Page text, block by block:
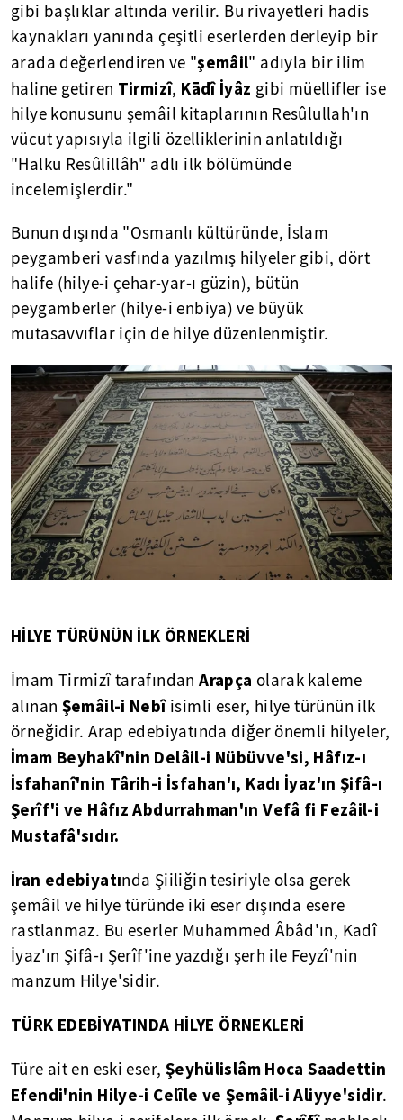
gibi başlıklar altında verilir. Bu rivayetleri hadis
kaynakları yanında çeşitli eserlerden derleyip bir
arada değerlendiren ve "şemâil" adıyla bir ilim
haline getiren Tirmizî, Kādî İyâz gibi müellifler ise
hilye konusunu şemâil kitaplarının Resûlullah'ın
vücut yapısıyla ilgili özelliklerinin anlatıldığı
"Halku Resûlillâh" adlı ilk bölümünde
incelemişlerdir."
Bunun dışında "Osmanlı kültüründe, İslam
peygamberi vasfında yazılmış hilyeler gibi, dört
halife (hilye-i çehar-yar-ı güzin), bütün
peygamberler (hilye-i enbiya) ve büyük
mutasavvıflar için de hilye düzenlenmiştir.
HİLYE TÜRÜNÜN İLK ÖRNEKLERİ
İmam Tirmizî tarafındanArapça olarak kaleme
alınan Şemâil-i Nebîisimli eser, hilye türünün ilk
örneğidir. Arap edebiyatında diğer önemli hilyeler,
İmam Beyhakî'nin Delâil-i Nübüvve'si, Hâfız-ı
İsfahanî'nin Târih-i İsfahan'ı, Kadı İyaz'ın Şifâ-ı
Şerîf'i ve Hâfız Abdurrahman'ın Vefâ fi Fezâil-i
Mustafâ'sıdır.
İran edebiyatında Şiiliğin tesiriyle olsa gerek
şemâil ve hilye türünde iki eser dışında esere
rastlanmaz. Bu eserler Muhammed Âbâd'ın, Kadî
İyaz'ın Şifâ-ı Şerîf'ine yazdığı şerh ile Feyzî'nin
manzum Hilye'sidir.
TÜRK EDEBİYATINDA HİLYE ÖRNEKLERİ
Türe ait en eski eser, Şeyhülislâm Hoca Saadettin
Efendi'nin Hilye-i Celîle ve Şemâil-i Aliyye'sidir.